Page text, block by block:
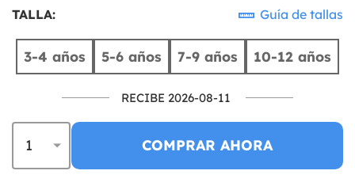
TALLA: Guía de tallas
3-4 años 5-6 años 7-9 años 10-12 años
RECIBE 2026-08-11
COMPRAR AHORA